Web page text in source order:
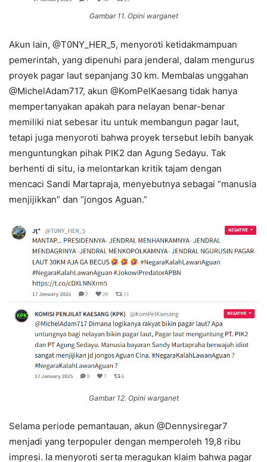
Gambar 11. Opini warganet
Akun lain, @T0NY_HER_5, menyoroti ketidakmampuan
pemerintah, yang dipenuhi para jenderal, dalam mengurus
proyek pagar laut sepanjang 30 km. Membalas unggahan
@MichelAdam717, akun @KomPelKaesang tidak hanya
mempertanyakan apakah para nelayan benar-benar
memiliki niat sebesar itu untuk membangun pagar laut,
tetapi juga menyoroti bahwa proyek tersebut lebih banyak
menguntungkan pihak PIK2 dan Agung Sedayu. Tak
berhenti di situ, ia melontarkan kritik tajam dengan
mencaci Sandi Martapraja, menyebutnya sebagai “manusia
menjijikkan” dan “jongos Aguan.”
Gambar 12. Opini warganet
Selama periode pemantauan, akun @Dennysiregar7
menjadi yang terpopuler dengan memperoleh 19,8 ribu
impresi. Ia menyoroti serta meragukan klaim bahwa pagar